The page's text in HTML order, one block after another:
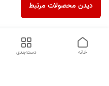
دیدن محصولات مرتبط
دسته‌بندی خانه